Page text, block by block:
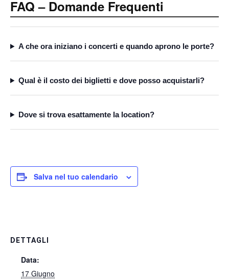
FAQ – Domande Frequenti
A che ora iniziano i concerti e quando aprono le porte?
Qual è il costo dei biglietti e dove posso acquistarli?
Dove si trova esattamente la location?
Salva nel tuo calendario
DETTAGLI
Data:
17 Giugno